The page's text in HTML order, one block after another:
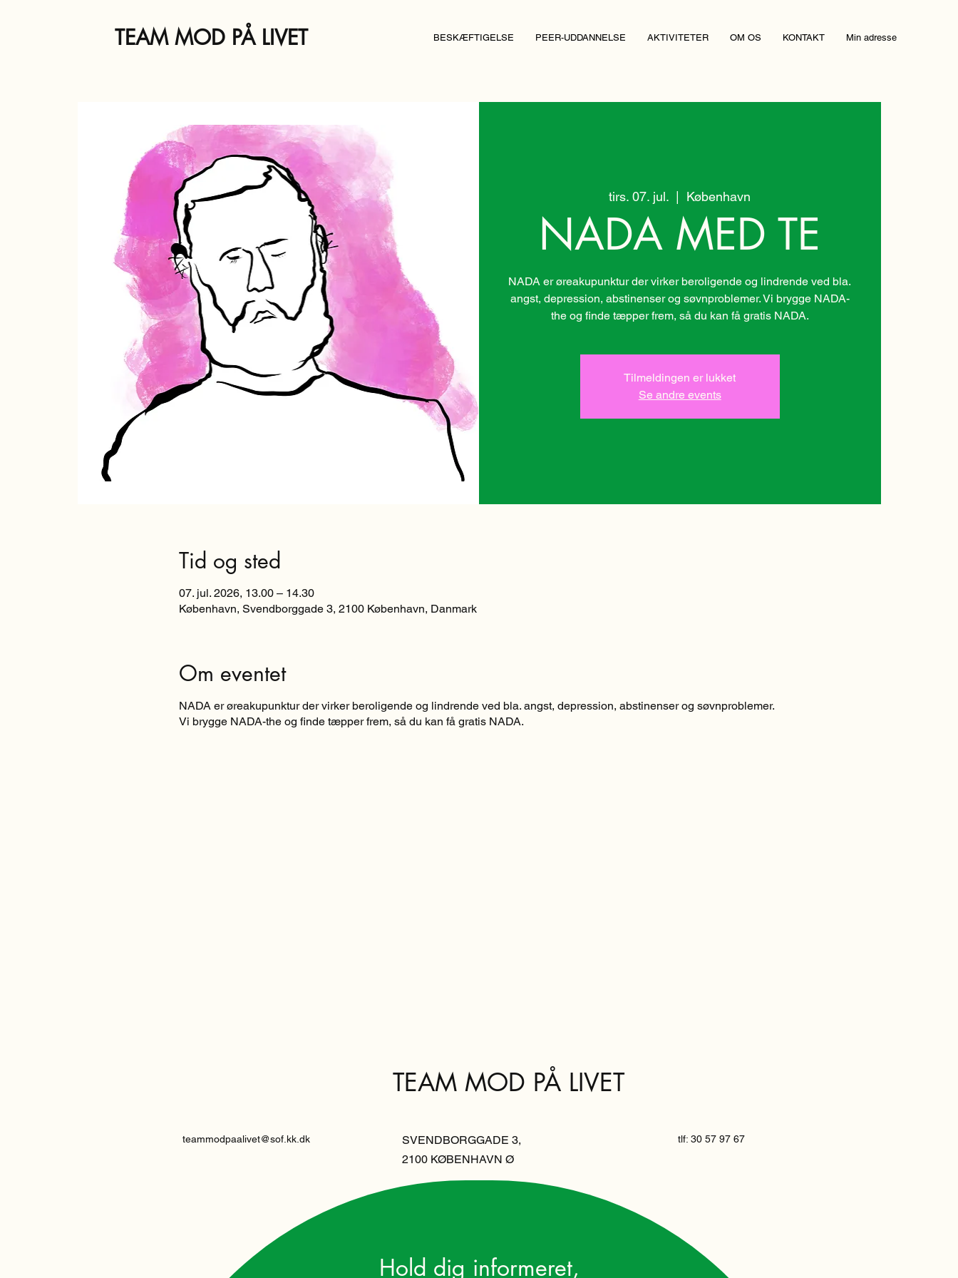
TEAM MOD PÅ LIVET BESKÆFTIGELSE PEER-UDDANNELSE AKTIVITETER OM OS KONTAKT Min adresse
tirs. 07. jul.
  |
København
NADA MED TE
NADA er øreakupunktur der virker beroligende og lindrende ved bla.
angst, depression, abstinenser og søvnproblemer. Vi brygge NADA-
the og finde tæpper frem, så du kan få gratis NADA.
Tilmeldingen er lukket
Se andre events
Tid og sted
07. jul. 2026, 13.00 – 14.30
København, Svendborggade 3, 2100 København, Danmark
Om eventet
NADA er øreakupunktur der virker beroligende og lindrende ved bla. angst, depression, abstinenser og søvnproblemer.
Vi brygge NADA-the og finde tæpper frem, så du kan få gratis NADA.
TEAM MOD PÅ LIVET
teammodpaalivet@sof.kk.dk
SVENDBORGGADE 3,
2100 KØBENHAVN Ø
tlf: 30 57 97 67
Hold dig informeret,